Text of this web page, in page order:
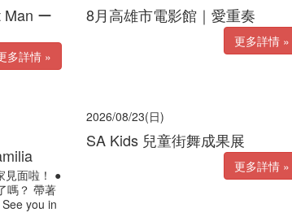
ー
多詳情 »
8月高雄市電影館｜愛重奏
更多詳情 »
見面啦！ ●
嗎？ 帶著
you in
2026/08/23(日)
SA Kids 兒童街舞成果展
更多詳情 »